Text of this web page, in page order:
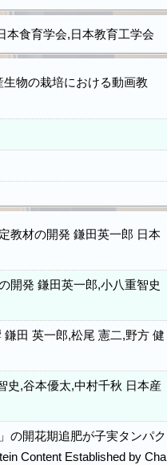
本食育学会,日本教育工学会
物の栽培における動画教
教材の開発 鎌田英一郎 日本
開発 鎌田英一郎,小八重智史
田 英一郎,松尾 憲二,野方 健
史,谷本優太,中村千秋 日本産
の開花期追肥が子実タンパク
Content Established by Cha